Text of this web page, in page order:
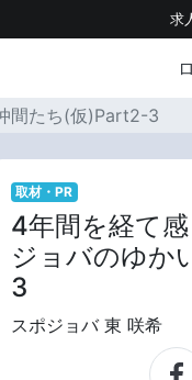
求
間たち(仮)Part2-3
取材・PR
4年間を経て
ジョバのゆか
3
スポジョバ 東 咲希